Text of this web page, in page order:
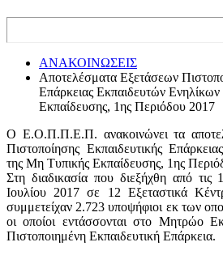
ΑΝΑΚΟΙΝΩΣΕΙΣ
Αποτελέσματα Εξετάσεων
Επάρκειας Εκπαιδευτών
Εκπαίδευσης, 1ης Περιόδου 2017
Ο Ε.Ο.Π.Π.Ε.Π. ανακοινώνει τα
Πιστοποίησης Εκπαιδευτικής
της Μη Τυπικής Εκπαίδευσης, 1ης
Στη διαδικασία που διεξήχθη από τις
Ιουλίου 2017 σε 12 Εξεταστικά
συμμετείχαν 2.723 υποψήφιοι εκ των
οι οποίοι εντάσσονται στο Μητρώο
Πιστοποιημένη Εκπαιδευτική Επάρκεια.